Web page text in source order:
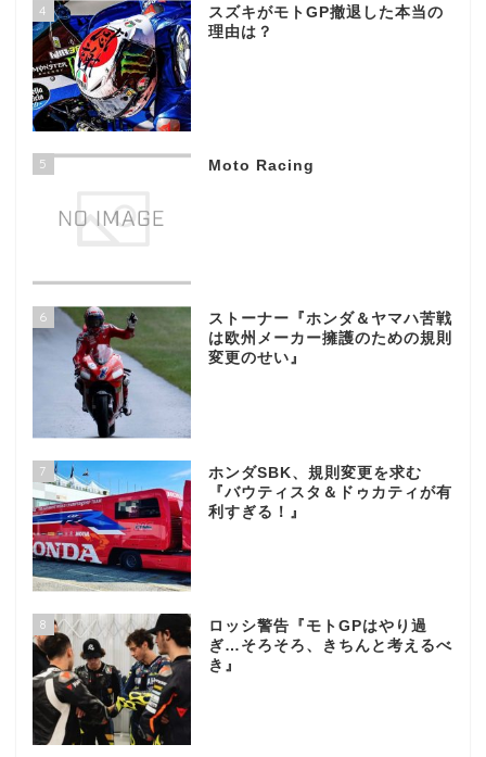
4
スズキがモトGP撤退した本当の
理由は？
5 Moto Racing
6
ストーナー『ホンダ＆ヤマハ苦戦
は欧州メーカー擁護のための規則
変更のせい』
7
ホンダSBK、規則変更を求む
『バウティスタ＆ドゥカティが有
利すぎる！』
8
ロッシ警告『モトGPはやり過
ぎ…そろそろ、きちんと考えるべ
き』